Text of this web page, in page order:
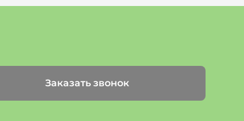
Заказать звонок